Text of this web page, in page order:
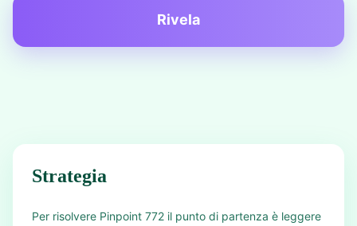
Rivela
Strategia
Per risolvere Pinpoint 772 il punto di partenza è leggere